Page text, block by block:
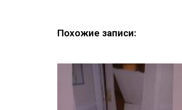
Похожие записи: